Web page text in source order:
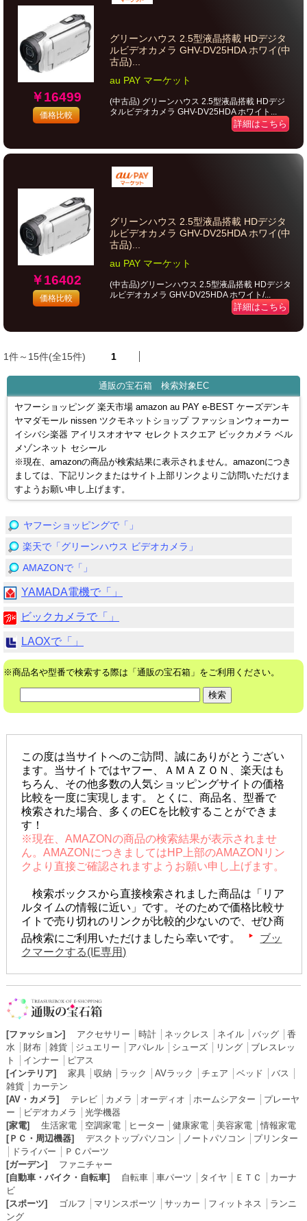
￥16499
価格比較
グリーンハウス 2.5型液晶搭載 HDデジタ
ルビデオカメラ GHV-DV25HDA ホワイ(中
古品)...
au PAY マーケット
(中古品) グリーンハウス 2.5型液晶搭載 HDデジ
タルビデオカメラ GHV-DV25HDA ホワイト...
詳細はこちら
￥16402
価格比較
グリーンハウス 2.5型液晶搭載 HDデジタ
ルビデオカメラ GHV-DV25HDA ホワイ(中
古品)...
au PAY マーケット
(中古品)グリーンハウス 2.5型液晶搭載 HDデジタ
ルビデオカメラ GHV-DV25HDA ホワイト/...
詳細はこちら
1件～15件(全15件) 1
通販の宝石箱 検索対象EC
ヤフーショッピング 楽天市場 amazon au PAY e-BEST ケーズデンキ
ヤマダモール nissen ツクモネットショップ ファッションウォーカー
イシバシ楽器 アイリスオオヤマ セレクトスクエア ビックカメラ ベル
メゾンネット セシール
※現在、amazonの商品が検索結果に表示されません。amazonにつき
ましては、下記リンクまたはサイト上部リンクよりご訪問いただけま
すようお願い申し上げます。
ヤフーショッピングで「」
楽天で「グリーンハウス ビデオカメラ」
AMAZONで「」
YAMADA電機で「」
ビックカメラで「」
LAOXで「」
※商品名や型番で検索する際は「通販の宝石箱」をご利用ください。
この度は当サイトへのご訪問、誠にありがとうござい
ます。当サイトではヤフー、ＡＭＡＺＯＮ、楽天はも
ちろん、その他多数の人気ショッピングサイトの価格
比較を一度に実現します。 とくに、商品名、型番で
検索された場合、多くのECを比較することができま
す！
※現在、AMAZONの商品の検索結果が表示されませ
ん。AMAZONにつきましてはHP上部のAMAZONリン
クより直接ご確認されますようお願い申し上げます。
検索ボックスから直接検索されました商品は「リア
ルタイムの情報に近い」です。そのためで価格比較サ
イトで売り切れのリンクが比較的少ないので、ぜひ商
品検索にご利用いただけましたら幸いです。
ブッ
クマークする(IE専用)
[ファッション] アクセサリー 時計│ ネックレス ネイル│ バッグ│ 香
水
財布│ 雑貨│ ジュエリー アパレル│ シューズ│ リング│ ブレスレッ
ト
インナー
ピアス
[インテリア]
家具│ 収納 ラック AVラック チェア ベッド バス
雑貨│ カーテン
[AV・カメラ]
テレビ│ カメラ オーディオ ホームシアター
プレーヤ
ー
ビデオカメラ
光学機器
[家電]
生活家電│ 空調家電│ ヒーター 健康家電│ 美容家電│情報家電
[ＰＣ・周辺機器]
デスクトップパソコン ノートパソコン
プリンター
ドライバー
ＰＣパーツ
[ガーデン]
ファニチャー
[自動車・バイク・自転車]
自転車│ 車パーツ タイヤ ＥＴＣ
カーナ
ビ
[スポーツ]
ゴルフ マリンスポーツ サッカー フィットネス
ランニ
ング